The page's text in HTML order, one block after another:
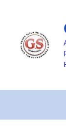
contenido